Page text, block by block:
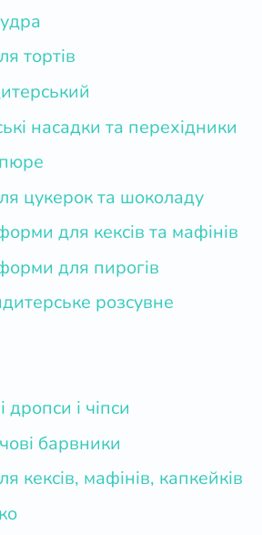
тортів
насадки та перехідники
цукерок та шоколаду
для кексів та мафінів
для пирогів
розсувне
і чіпси
барвники
кексів, мафінів, капкейків